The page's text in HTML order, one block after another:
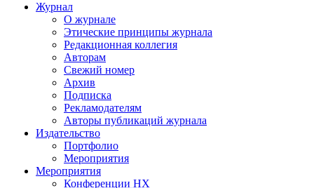
Журнал
О журнале
Этические принципы журнала
Редакционная коллегия
Авторам
Свежий номер
Архив
Подписка
Рекламодателям
Авторы публикаций журнала
Издательство
Портфолио
Мероприятия
Мероприятия
Конференции НХ